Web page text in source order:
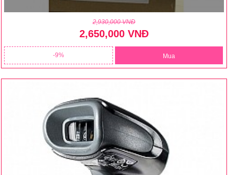
2,930,000 VNĐ
2,650,000 VNĐ
9 Mua